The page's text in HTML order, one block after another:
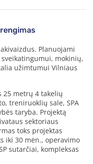
Planuojami
mokinių,
užimtumui Vilniaus
25 metrų 4 takelių
treniruoklių sale, SPA
taryba. Projektą
sektoriaus
toks projektas
iki 30 mėn., operavimo
sutarčiai, kompleksas